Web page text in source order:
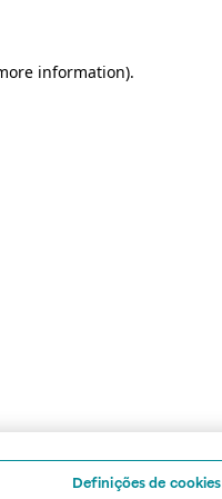
information).
Definições de cookies